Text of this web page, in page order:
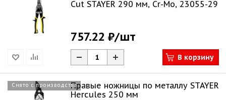
Cut STAYER 290 мм, Cr-Mo, 23055-29
757.22 ₽/шт
В корзину
Снято с производстваПравые ножницы по металлу STAYER
Hercules 250 мм